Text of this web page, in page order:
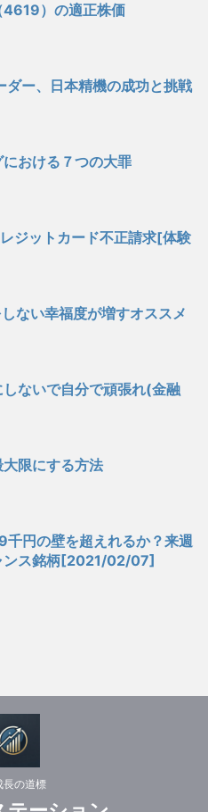
4619）の適正株価
ダー、日本精機の成功と挑戦
における７つの大罪
ジットカード不正請求[体験
ない幸福度が増すオススメ
ないで自分で頑張れ(金融
限にする方法
千円の壁を超えれるか？来週
ンス銘柄[2021/02/07]
長の道標